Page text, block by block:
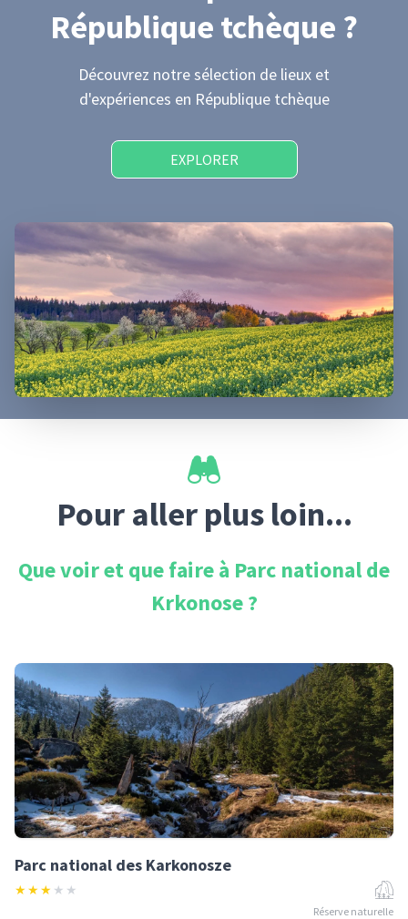
République tchèque ?
Découvrez notre sélection de lieux et
d'expériences en République tchèque
EXPLORER
Pour aller plus loin...
Que voir et que faire à Parc national de
Krkonose?
Parc national des Karkonosze
★★★ ★ ★
Réserve naturelle